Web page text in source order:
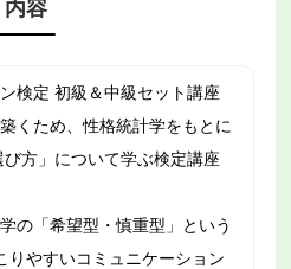
内容
検定 初級＆中級セット講座
くため、性格統計学をもとに
び方」について学ぶ検定講座
の「希望型・慎重型」という
りやすいコミュニケーション